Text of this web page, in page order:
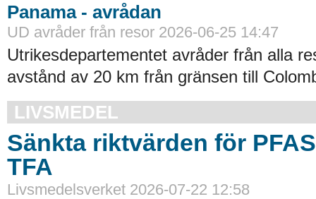
Panama - avrådan
UD avråder från resor 2026-06-25 14:47
Utrikesdepartementet avråder från alla
avstånd av 20 km från gränsen till
LIVSMEDEL
Sänkta riktvärden för
TFA
Livsmedelsverket 2026-07-22 12:58